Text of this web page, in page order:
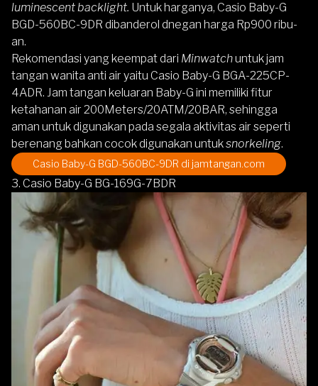
luminescent backlight. Untuk harganya, Casio Baby-G
BGD-560BC-9DR dibanderol dnegan harga Rp900 ribu-
an.
Rekomendasi yang keempat dari Minwatchuntuk jam
tangan wanita anti air yaitu Casio Baby-G BGA-225CP-
4ADR. Jam tangan keluaran Baby-G ini memiliki fitur
ketahanan air 200Meters/20ATM/20BAR, sehingga
aman untuk digunakan pada segala aktivitas air seperti
berenang bahkan cocok digunakan untuksnorkeling.
Casio Baby-G BGD-560BC-9DR di jamtangan.com
3. Casio Baby-G BG-169G-7BDR